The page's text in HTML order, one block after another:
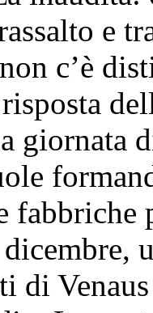
e
c’è
giornata
fabbriche
di